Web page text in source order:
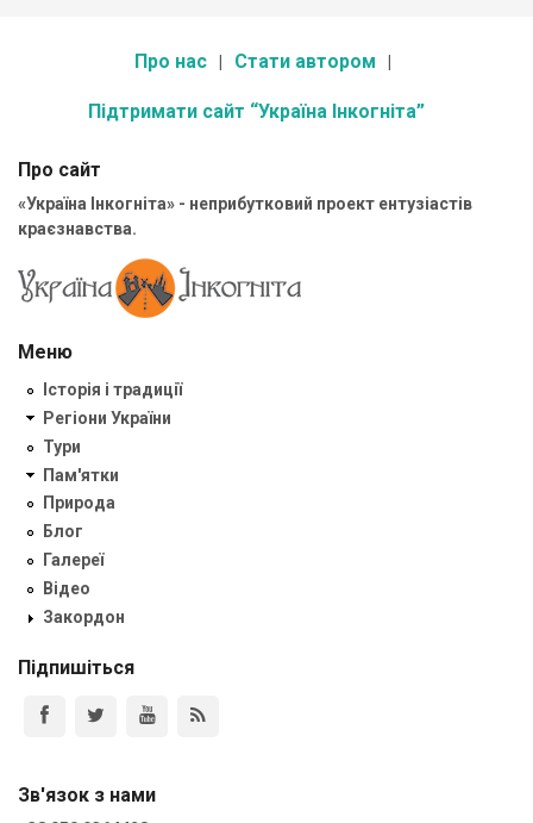
Про нас Стати автором
Підтримати сайт “Україна Інкогніта”
Про сайт
«Україна Інкогніта» - неприбутковий проект ентузіастів
краєзнавства.
Меню
Історія і традиції
Регіони України
Тури
Пам'ятки
Природа
Блог
Галереї
Відео
Закордон
Підпишіться
Зв'язок з нами